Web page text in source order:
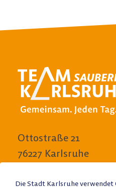
Ottostraße 21
76227 Karlsruhe
E-Mail schreiben
Die Stadt Karlsruhe verwendet